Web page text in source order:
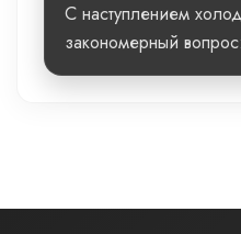
С наступлением
закономерный